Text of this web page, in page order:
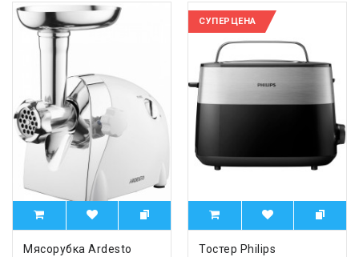
Мясорубка Ardesto
СУПЕРЦЕНА
Тостер Philips